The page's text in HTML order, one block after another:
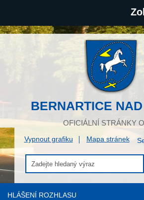
BERNARTICE
OFICIÁLNÍ STRÁNKY
Vypnout grafiku Mapa stránek
HLÁŠENÍ ROZHLASU